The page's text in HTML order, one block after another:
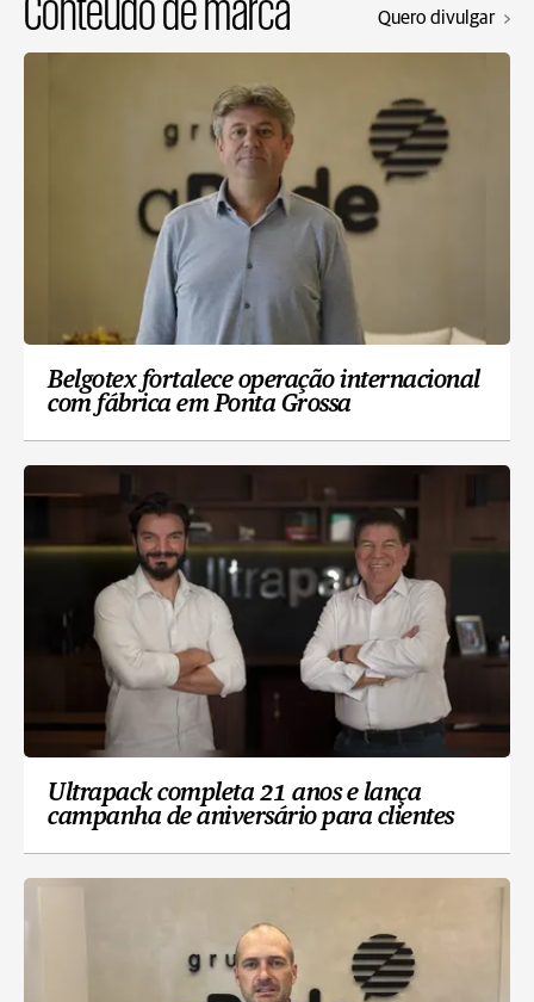
Quero divulgar
Belgotex fortalece operação internacional
com fábrica em Ponta Grossa
Ultrapack completa 21 anos e lança
campanha de aniversário para clientes